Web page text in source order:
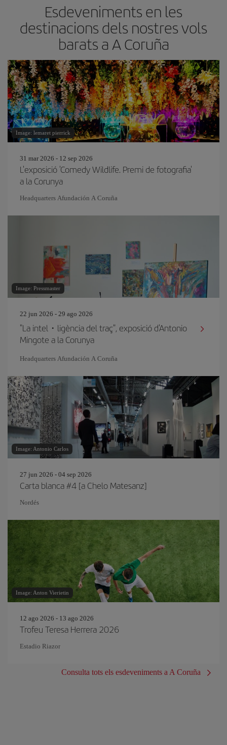
Esdeveniments en les
destinacions dels nostres vols
barats a A Coruña
Image: lemaret pierrick
31 mar 2026 - 12 sep 2026
L'exposició 'Comedy Wildlife. Premi de fotografia'
a la Corunya
Headquarters Afundación A Coruña
Image: Pressmaster
22 jun 2026 - 29 ago 2026
"La intel・ligència del traç", exposició d'Antonio
Mingote a la Corunya
Headquarters Afundación A Coruña
Image: Antonio Carlos
27 jun 2026 - 04 sep 2026
Carta blanca #4 [a Chelo Matesanz]
Nordés
Image: Anton Vierietin
12 ago 2026 - 13 ago 2026
Trofeu Teresa Herrera 2026
Estadio Riazor
Consulta tots els esdeveniments a A Coruña